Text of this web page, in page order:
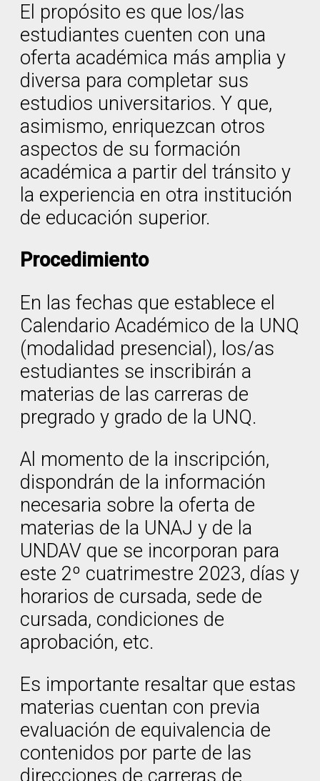
El propósito es que los/las
estudiantes cuenten con una
oferta académica más amplia y
diversa para completar sus
estudios universitarios. Y que,
asimismo, enriquezcan otros
aspectos de su formación
académica a partir del tránsito y
la experiencia en otra institución
de educación superior.
Procedimiento
En las fechas que establece el
Calendario Académico de la UNQ
(modalidad presencial), los/as
estudiantes se inscribirán a
materias de las carreras de
pregrado y grado de la UNQ.
Al momento de la inscripción,
dispondrán de la información
necesaria sobre la oferta de
materias de la UNAJ y de la
UNDAV que se incorporan para
este 2º cuatrimestre 2023, días y
horarios de cursada, sede de
cursada, condiciones de
aprobación, etc.
Es importante resaltar que estas
materias cuentan con previa
evaluación de equivalencia de
contenidos por parte de las
direcciones de carreras de